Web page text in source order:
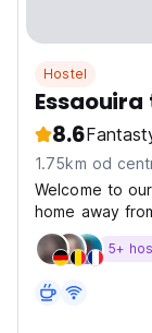
Hostel
8.6
1.75km od
Welcome to
home away
minute walk to
beach waiting
5+